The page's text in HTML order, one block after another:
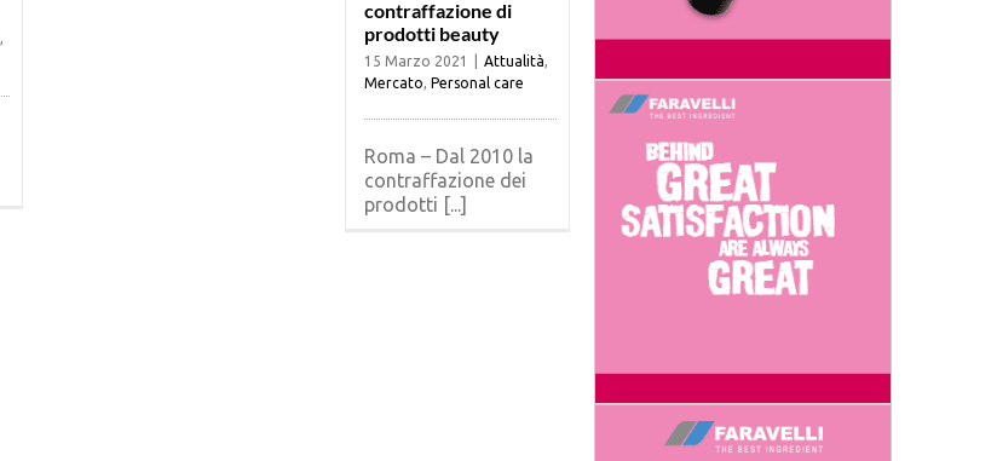
contraffazione di
prodotti beauty
15 Marzo 2021 Attualità
Mercato Personal care
Roma – Dal 2010 la
contraffazione dei
prodotti [...]